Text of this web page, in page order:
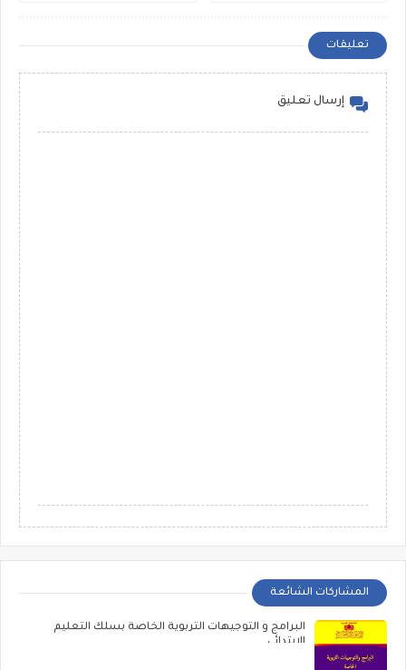
تعليقات
إرسال تعليق
المشاركات الشائعة
البرامج و التوجيهات التربوية الخاصة بسلك التعليم
الابتدائي